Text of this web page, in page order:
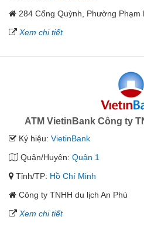
284 Cống Quỳnh, Phường Phạm
Xem chi tiết
ATM VietinBank Công ty
Ký hiệu: VietinBank
Quận/Huyện: Quận 1
Tỉnh/TP: Hồ Chí Minh
Công ty TNHH du lịch An Phú
Xem chi tiết